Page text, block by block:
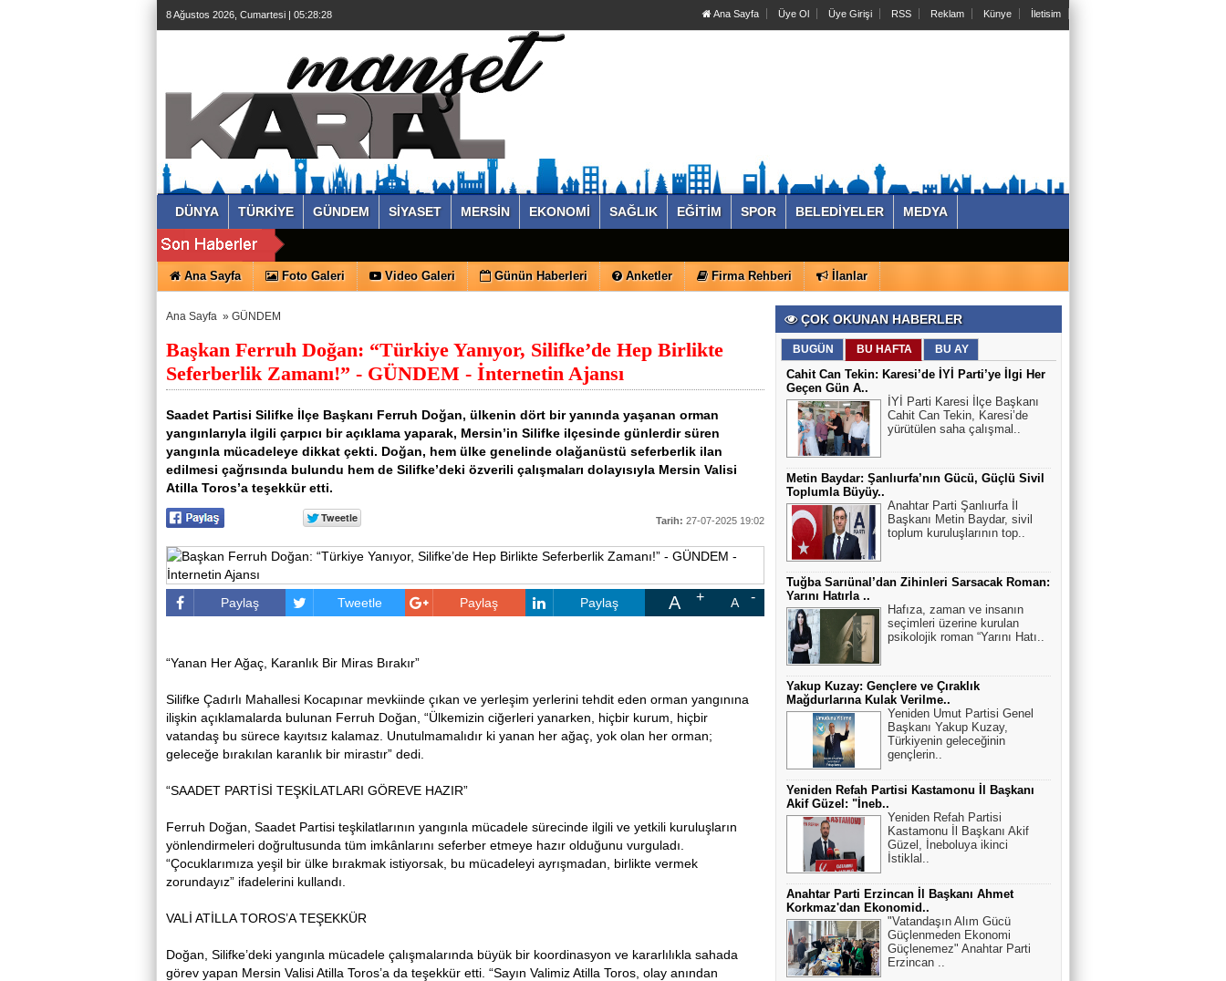
8 Ağustos 2026, Cumartesi | 05:28:28 Ana Sayfa Üye Ol Üye Girişi RSS Reklam Künye İletisim
DÜNYA TÜRKİYE GÜNDEM SİYASET MERSİN EKONOMİ SAĞLIK EĞİTİM SPOR BELEDİYELER MEDYA
Ana Sayfa Foto Galeri Video Galeri Günün Haberleri Anketler Firma Rehberi İlanlar
Ana Sayfa » GÜNDEM
Başkan Ferruh Doğan: “Türkiye Yanıyor, Silifke’de Hep Birlikte
Seferberlik Zamanı!” - GÜNDEM - İnternetin Ajansı
Saadet Partisi Silifke İlçe Başkanı Ferruh Doğan, ülkenin dört bir yanında yaşanan orman
yangınlarıyla ilgili çarpıcı bir açıklama yaparak, Mersin’in Silifke ilçesinde günlerdir süren
yangınla mücadeleye dikkat çekti. Doğan, hem ülke genelinde olağanüstü seferberlik ilan
edilmesi çağrısında bulundu hem de Silifke’deki özverili çalışmaları dolayısıyla Mersin Valisi
Atilla Toros’a teşekkür etti.
Tarih: 27-07-2025 19:02
Paylaş Tweetle Paylaş Paylaş A A
“Yanan Her Ağaç, Karanlık Bir Miras Bırakır”
Silifke Çadırlı Mahallesi Kocapınar mevkiinde çıkan ve yerleşim yerlerini tehdit eden orman yangınına
ilişkin açıklamalarda bulunan Ferruh Doğan, “Ülkemizin ciğerleri yanarken, hiçbir kurum, hiçbir
vatandaş bu sürece kayıtsız kalamaz. Unutulmamalıdır ki yanan her ağaç, yok olan her orman;
geleceğe bırakılan karanlık bir mirastır” dedi.
“SAADET PARTİSİ TEŞKİLATLARI GÖREVE HAZIR”
Ferruh Doğan, Saadet Partisi teşkilatlarının yangınla mücadele sürecinde ilgili ve yetkili kuruluşların
yönlendirmeleri doğrultusunda tüm imkânlarını seferber etmeye hazır olduğunu vurguladı.
“Çocuklarımıza yeşil bir ülke bırakmak istiyorsak, bu mücadeleyi ayrışmadan, birlikte vermek
zorundayız” ifadelerini kullandı.
VALİ ATİLLA TOROS’A TEŞEKKÜR
Doğan, Silifke’deki yangınla mücadele çalışmalarında büyük bir koordinasyon ve kararlılıkla sahada
görev yapan Mersin Valisi Atilla Toros’a da teşekkür etti. “Sayın Valimiz Atilla Toros, olay anından
ÇOK OKUNAN HABERLER
BUGÜN BU HAFTA BU AY
Cahit Can Tekin: Karesi’de İYİ Parti’ye İlgi Her
Geçen Gün A..
İYİ Parti Karesi İlçe Başkanı
Cahit Can Tekin, Karesi’de
yürütülen saha çalışmal..
Metin Baydar: Şanlıurfa’nın Gücü, Güçlü Sivil
Toplumla Büyüy..
Anahtar Parti Şanlıurfa İl
Başkanı Metin Baydar, sivil
toplum kuruluşlarının top..
Tuğba Sarıünal’dan Zihinleri Sarsacak Roman:
Yarını Hatırla ..
Hafıza, zaman ve insanın
seçimleri üzerine kurulan
psikolojik roman “Yarını Hatı..
Yakup Kuzay: Gençlere ve Çıraklık
Mağdurlarına Kulak Verilme..
Yeniden Umut Partisi Genel
Başkanı Yakup Kuzay,
Türkiyenin geleceğinin
gençlerin..
Yeniden Refah Partisi Kastamonu İl Başkanı
Akif Güzel: "İneb..
Yeniden Refah Partisi
Kastamonu İl Başkanı Akif
Güzel, İneboluya ikinci
İstiklal..
Anahtar Parti Erzincan İl Başkanı Ahmet
Korkmaz'dan Ekonomid..
"Vatandaşın Alım Gücü
Güçlenmeden Ekonomi
Güçlenemez" Anahtar Parti
Erzincan ..